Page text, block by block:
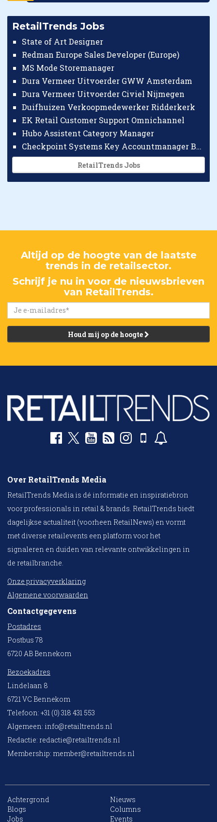
RetailTrends Jobs
State of Art Designer
Redman Europe Sales Developer (Europe)
MS Mode Storemanager
Dura Vermeer Uitvoerder GWW Amsterdam
Dura Vermeer Uitvoerder Civiel Nijmegen
Duifhuizen Verkoopmedewerker Ridderkerk
EK Retail Customer Support Omnichannel
Hubo Assistent Category Manager
Checkpoint Systems Key Accountmanager Benelux
RetailTrends Jobs
Altijd op de hoogte van de laatste
trends in de retailsector.
Schrijf je nu in voor de nieuwsbrieven
van RetailTrends.
Houd mij op de hoogte
Over RetailTrends Media
RetailTrends Media is dé informatie en inspiratiebron
voor professionals in retail & brands. RetailTrends biedt
dagelijkse actualiteit (voorheen RetailNews) en vormt
met diverse retailevents een platform voor het
signaleren en duiden van relevante ontwikkelingen in
de retailbranche.
Onze privacyverklaring
Algemene voorwaarden
Contactgegevens
Postadres
Postbus 78
6720 AB Bennekom
Bezoekadres
Lindelaan 8
6721 VC Bennekom
Telefoon: +31 (0) 318 431 553
Algemeen: info@retailtrends.nl
Redactie: redactie@retailtrends.nl
Membership: member@retailtrends.nl
Achtergrond
Nieuws
Blogs
Columns
Jobs
Events
10 collega’s